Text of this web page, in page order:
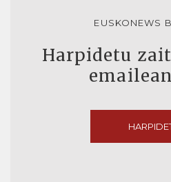
EUSKONEWS
Harpidetu